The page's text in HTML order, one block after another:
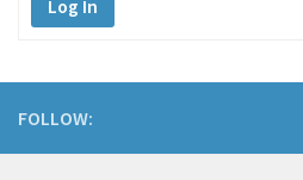
Log In
FOLLOW: